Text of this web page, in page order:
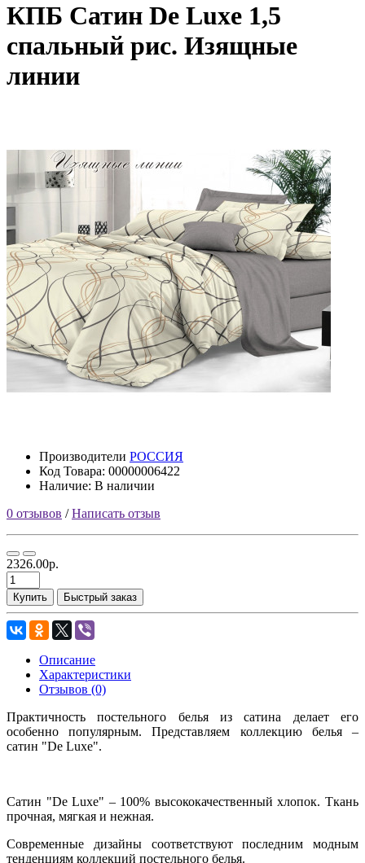
КПБ Сатин De Luxe 1,5
спальный рис. Изящные
линии
Производители РОССИЯ
Код Товара: 00000006422
Наличие: В наличии
0 отзывов /Написать отзыв
2326.00р.
Купить Быстрый заказ
Описание
Характеристики
Отзывов (0)
Практичность постельного белья из сатина делает его
особенно популярным. Представляем коллекцию белья –
сатин "De Luxe".
Сатин "De Luxe" – 100% высококачественный хлопок. Ткань
прочная, мягкая и нежная.
Современные дизайны соответствуют последним модным
тенденциям коллекций постельного белья.